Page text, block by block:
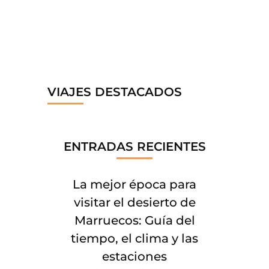
VIAJES DESTACADOS
ENTRADAS RECIENTES
La mejor época para
visitar el desierto de
Marruecos: Guía del
tiempo, el clima y las
estaciones